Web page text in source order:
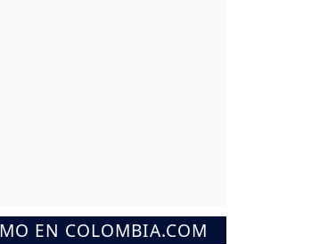
EN COLOMBIA.COM